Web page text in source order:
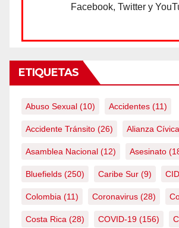
Facebook, Twitter y
ETIQUETAS
Abuso Sexual (10) Accidentes (11)
Accidente Tránsito (26) Alianza Cívica
Asamblea Nacional (12) Asesinato
Bluefields (250) Caribe Sur (9)
Colombia (11) Coronavirus (28)
Costa Rica (28) COVID-19 (156)